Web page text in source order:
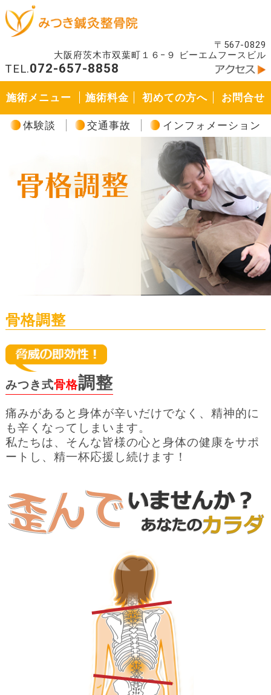
〒567-0829
大阪府茨木市双葉町１６−９ ビーエムフースビル
TEL.072-657-8858
施術メニュー 施術料金 初めての方へ お問合せ
体験談 交通事故 インフォメーション
骨格調整
みつき式骨格調整
痛みがあると身体が辛いだけでなく、精神的に
も辛くなってしまいます。
私たちは、そんな皆様の心と身体の健康をサポ
ートし、精一杯応援し続けます！